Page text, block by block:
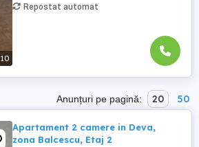
10
Repostat automat
Anunțuri pe pagină: 20 50
Apartament 2 camere in Deva,
zona Balcescu, Etaj 2